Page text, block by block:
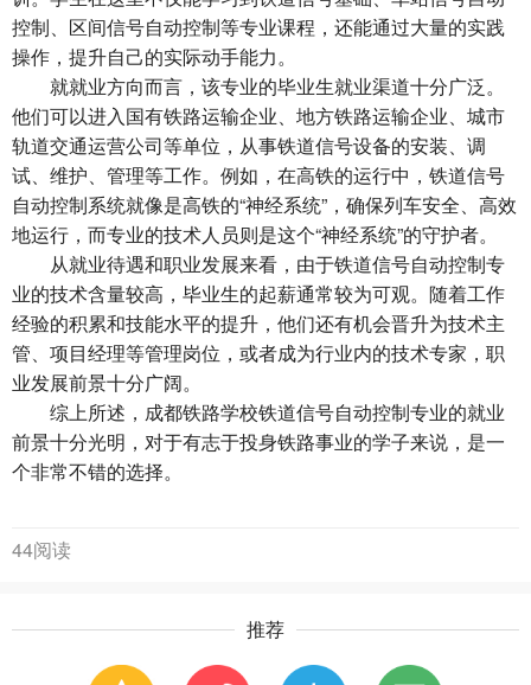
控制、区间信号自动控制等专业课程，还能通过大量的实践
操作，提升自己的实际动手能力。
就就业方向而言，该专业的毕业生就业渠道十分广泛。
他们可以进入国有铁路运输企业、地方铁路运输企业、城市
轨道交通运营公司等单位，从事铁道信号设备的安装、调
试、维护、管理等工作。例如，在高铁的运行中，铁道信号
自动控制系统就像是高铁的“神经系统”，确保列车安全、高效
地运行，而专业的技术人员则是这个“神经系统”的守护者。
从就业待遇和职业发展来看，由于铁道信号自动控制专
业的技术含量较高，毕业生的起薪通常较为可观。随着工作
经验的积累和技能水平的提升，他们还有机会晋升为技术主
管、项目经理等管理岗位，或者成为行业内的技术专家，职
业发展前景十分广阔。
综上所述，成都铁路学校铁道信号自动控制专业的就业
前景十分光明，对于有志于投身铁路事业的学子来说，是一
个非常不错的选择。
44阅读
推荐